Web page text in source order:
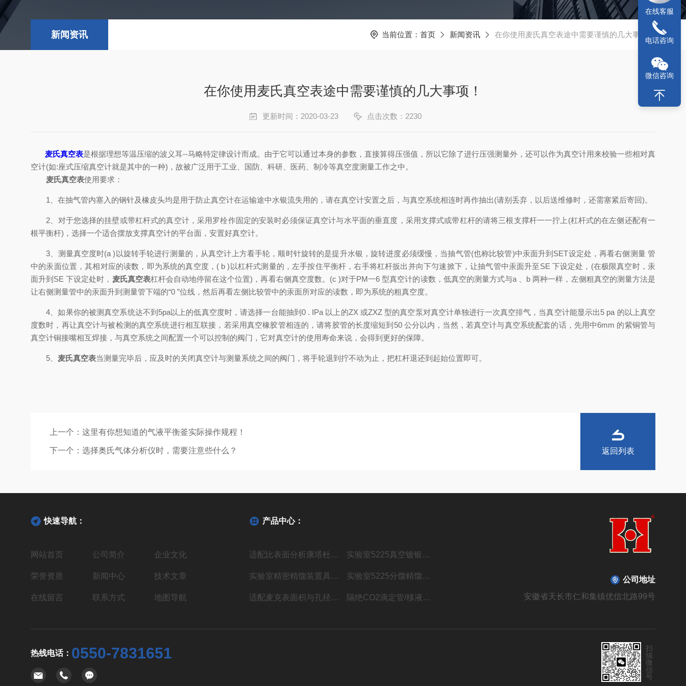
新闻资讯 当前位置： 首页 新闻资讯 在你使用麦氏真空表途中需要谨慎的几大事项！
在你使用麦氏真空表途中需要谨慎的几大事项！
更新时间：2020-03-23 点击次数：2230
麦氏真空表是根据理想等温压缩的波义耳--马略特定律设计而成。由于它可以通过本身的参数，直接算得压强值，所以它除了进行压强测量外，还可以作为真空计用来校验一些相对真
空计(如:座式压缩真空计就是其中的一种)，故被广泛用于工业、国防、科研、医药、制冷等真空度测量工作之中。
麦氏真空表使用要求：
1、在抽气管内塞入的钢针及橡皮头均是用于防止真空计在运输途中水银流失用的，请在真空计安置之后，与真空系统相连时再作抽出(请别丢弃，以后送维修时，还需塞紧后寄回)。
2、对于您选择的挂壁或带杠杆式的真空计，采用罗栓作固定的安装时必须保证真空计与水平面的垂直度，采用支撑式或带杠杆的请将三根支撑杆一一拧上(杠杆式的在左侧还配有一
根平衡杆)，选择一个适合摆放支撑真空计的平台面，安置好真空计。
3、测量真空度时(a )以旋转手轮进行测量的，从真空计上方看手轮，顺时针旋转的是提升水银，旋转进度必须缓慢，当抽气管(也称比较管)中汞面升到SET设定处，再看右侧测量 管
中的汞面位置，其相对应的读数，即为系统的真空度，( b )以杠杆式测量的，左手按住平衡杆，右手将杠杆扳出并向下匀速掀下，让抽气管中汞面升至SE 下设定处，(在极限真空时，汞
面升到SE 下设定处时， 麦氏真空表杠杆会自动地停留在这个位置)，再看右侧真空度数。(c )对于PM一6 型真空计的读数，低真空的测量方式与a 、b 两种一样，左侧粗真空的测量方法是
让右侧测量管中的汞面升到测量管下端的“0 ”位线，然后再看左侧比较管中的汞面所对应的读数，即为系统的粗真空度。
4、如果你的被测真空系统达不到5pa以上的低真空度时，请选择一台能抽到0 . IPa 以上的ZX 或ZXZ 型的真空泵对真空计单独进行一次真空排气，当真空计能显示出5 pa 的以上真空
度数时，再让真空计与被检测的真空系统进行相互联接，若采用真空橡胶管相连的，请将胶管的长度缩短到50 公分以内，当然，若真空计与真空系统配套的话，先用中6mm 的紫铜管与
真空计铜接嘴相互焊接，与真空系统之间配置一个可以控制的阀门，它对真空计的使用寿命来说，会得到更好的保障。
5、 麦氏真空表当测量完毕后，应及时的关闭真空计与测量系统之间的阀门，将手轮退到拧不动为止，把杠杆退还到起始位置即可。
上一个： 这里有你想知道的气液平衡釜实际操作规程！
下一个： 选择奥氏气体分析仪时，需要注意些什么？ 返回列表
快速导航：
网站首页 公司简介 企业文化
荣誉资质 新闻中心 技术文章
在线留言 联系方式 地图导航
产品中心：
适配比表面分析康塔杜瓦瓶AUTOSORB-1 实验室5225真空镀银精馏装置
实验室精密精馏装置具电加热精馏仪器 实验室5225分馏精馏塔玻璃仪器装置
适配麦克表面积与孔径分析杜瓦瓶ASAP 2460 隔绝CO2滴定管/移液管装置 玻璃仪器
公司地址
安徽省天长市仁和集镇优信北路99号
热线电话： 0550-7831651
扫
描
微
信
号
在线客服
电话咨询
微信咨询